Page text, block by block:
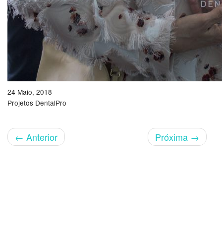
24 Maio, 2018
Projetos DentalPro
← Anterior Próxima →